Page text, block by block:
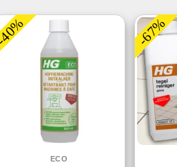
ECO
-67%